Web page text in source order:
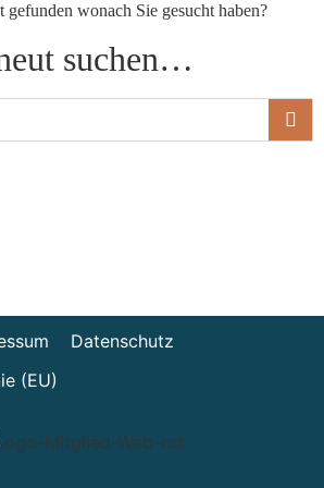
gefunden wonach Sie gesucht haben?
suchen…
Datenschutz
(EU)